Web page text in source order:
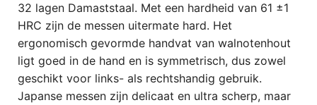
32 lagen Damaststaal. Met een hardheid van 61 ±1
HRC zijn de messen uitermate hard. Het
ergonomisch gevormde handvat van walnotenhout
ligt goed in de hand en is symmetrisch, dus zowel
geschikt voor links- als rechtshandig gebruik.
Japanse messen zijn delicaat en ultra scherp, maar